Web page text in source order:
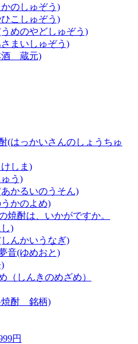
のしゅぞう)
こしゅぞう)
めのやどしゅぞう)
まいしゅぞう)
酒 蔵元)
(はっかいさんのしょうちゅ
しま)
う)
かるいのうそん)
かのよめ)
酎は、いかがですか。
)
んかいうなぎ)
音(ゆめおと)
（しんきのめざめ）
焼酎 銘柄)
円